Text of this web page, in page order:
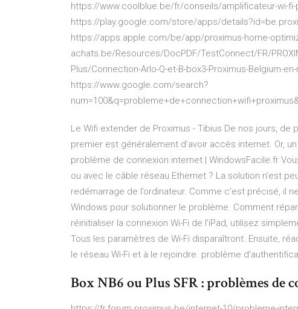
https://www.coolblue.be/fr/conseils/amplificateur-wi-fi-
https://play.google.com/store/apps/
https://apps.apple.com/be/app/proximus-home-
achats.be/Resources/DocPDF/TestConnect/FR/
Plus/Connection-Arlo-Q-et-B-box3-Proximus-Belgium-
https://www.google.com/search?
Le Wifi extender de Proximus - Tibius De nos jours,
premier est généralement d’avoir accès internet. Or,
problème de connexion internet | WindowsFacile.fr
ou avec le câble réseau Ethernet ? La solution n’est
redémarrage de l’ordinateur. Comme c’est précisé, il
Windows pour solutionner le problème. Comment
réinitialiser la connexion Wi-Fi de l'iPad, utilisez
Tous les paramètres de Wi-Fi disparaîtront. Ensuite,
le réseau Wi-Fi et à le rejoindre. problème
Box NB6 ou Plus SFR : problèmes